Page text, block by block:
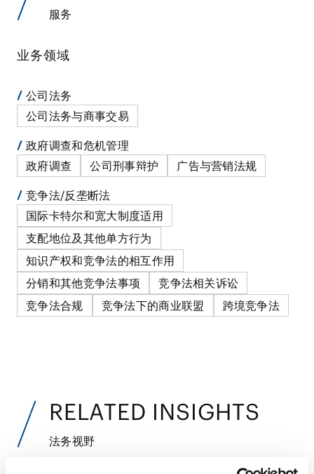
服务
业务领域
公司法务
公司法务与商事交易
政府调查和危机管理
政府调查
公司刑事辩护 广告与营销法规
竞争法/反垄断法
国际卡特尔和宽大制度适用
支配地位及其他单方行为
知识产权和竞争法的相互作用
分销和其他竞争法事项
竞争法相关诉讼
竞争法合规
竞争法下的商业联盟 跨境竞争法
RELATED INSIGHTS
法务视野